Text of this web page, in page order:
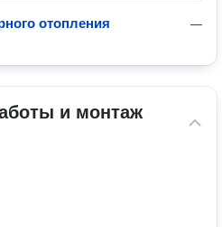
—
отопления
и монтаж